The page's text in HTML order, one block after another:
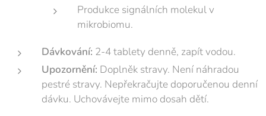
Produkce signálních molekul v
mikrobiomu.
Dávkování: 2-4 tablety denně, zapít vodou.
Upozornění: Doplněk stravy. Není náhradou
pestré stravy. Nepřekračujte doporučenou denní
dávku. Uchovávejte mimo dosah dětí.